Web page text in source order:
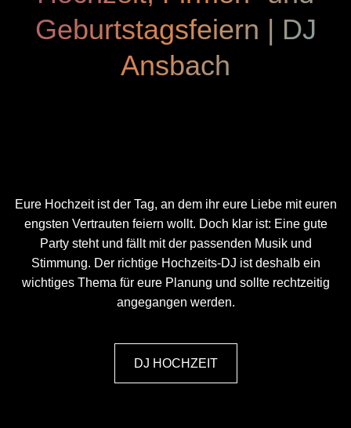
Geburtstagsfeiern | DJ
Ansbach
Eure Hochzeit ist der Tag, an dem ihr eure Liebe mit euren
engsten Vertrauten feiern wollt. Doch klar ist: Eine gute
Party steht und fällt mit der passenden Musik und
Stimmung. Der richtige Hochzeits-DJ ist deshalb ein
wichtiges Thema für eure Planung und sollte rechtzeitig
angegangen werden.
DJ HOCHZEIT